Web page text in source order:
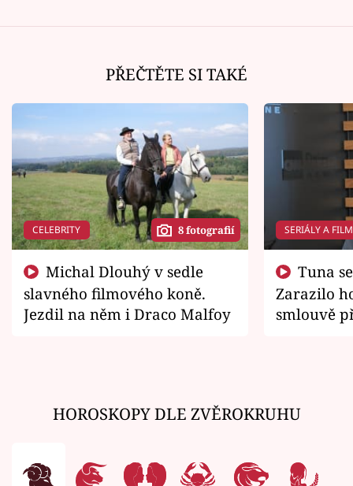
PŘEČTĚTE SI TAKÉ
CELEBRITY 8 fotografií
slavného filmového koně.
Jezdil na něm i Draco Malfoy
SERIÁLY A
Zarazilo
smlouvě
HOROSKOPY DLE ZVĚROKRUHU